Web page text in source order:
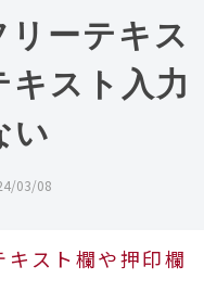
リーテキス
キスト入力
い
03/08
キスト欄や押印欄